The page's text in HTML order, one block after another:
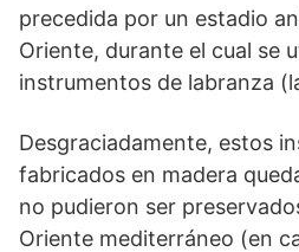
precedida por un estadio
Oriente, durante el cual se
instrumentos de labranza
Desgraciadamente, estos
fabricados en madera
no pudieron ser
Oriente mediterráneo (en